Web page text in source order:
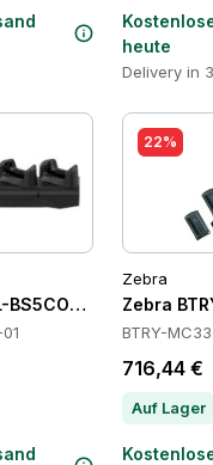
heute
Delivery in
BS5CO-01 Cradles
22%
Zebra
Zebra
BTRY-
716,44 €
Auf Lager